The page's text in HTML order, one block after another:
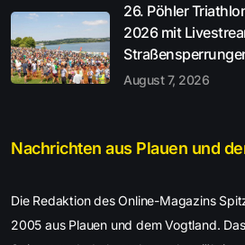
26. Pöhler
2026 mit
August 7, 2026
Nachrichten aus Plauen und
Die Redaktion des Online-Magazins
2005 aus Plauen und dem Vogtland.